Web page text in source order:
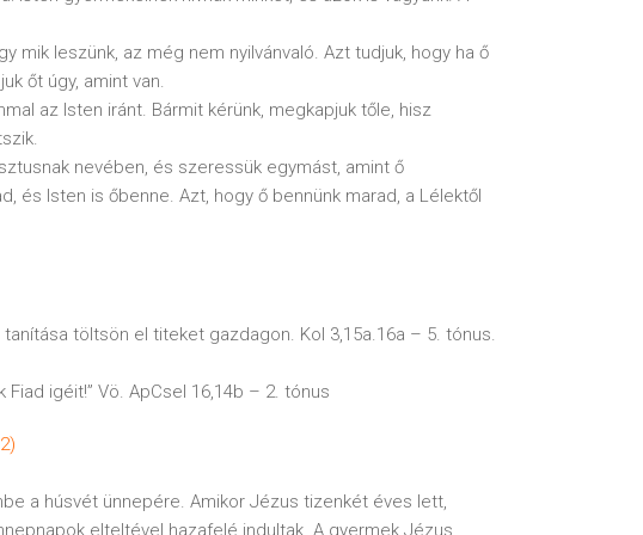
mik leszünk, az még nem nyilvánvaló. Azt tudjuk, hogy ha ő
őt úgy, amint van.
az Isten iránt. Bármit kérünk, megkapjuk tőle, hisz
nevében, és szeressük egymást, amint ő
és Isten is őbenne. Azt, hogy ő bennünk marad, a Lélektől
töltsön el titeket gazdagon. Kol 3,15a.16a – 5. tónus.
igéit!” Vö. ApCsel 16,14b – 2. tónus
a húsvét ünnepére. Amikor Jézus tizenkét éves lett,
elteltével hazafelé indultak. A gyermek Jézus